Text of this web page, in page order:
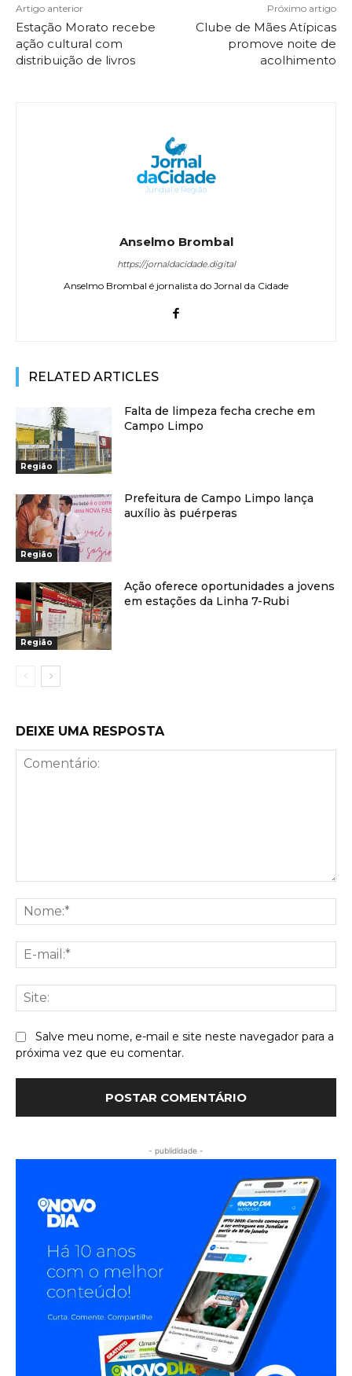
Artigo anterior
Estação Morato recebe
ação cultural com
distribuição de livros
Próximo artigo
Clube de Mães Atípicas
promove noite de
acolhimento
Anselmo Brombal
https://jornaldacidade.digital
Anselmo Brombal é jornalista do Jornal da Cidade
RELATED ARTICLES
Região
Falta de limpeza fecha creche em
Campo Limpo
Região
Prefeitura de Campo Limpo lança
auxílio às puérperas
Região
Ação oferece oportunidades a jovens
em estações da Linha 7-Rubi
DEIXE UMA RESPOSTA
Salve meu nome, e-mail e site neste navegador para a
próxima vez que eu comentar.
- publididade -